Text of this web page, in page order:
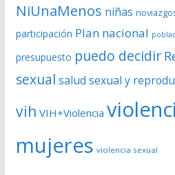
NiUnaMenos niñas
participación Plan nacional
presupuesto puedo decidir
sexual salud sexual y
vih VIH+Violencia
mujeres violencia sexual